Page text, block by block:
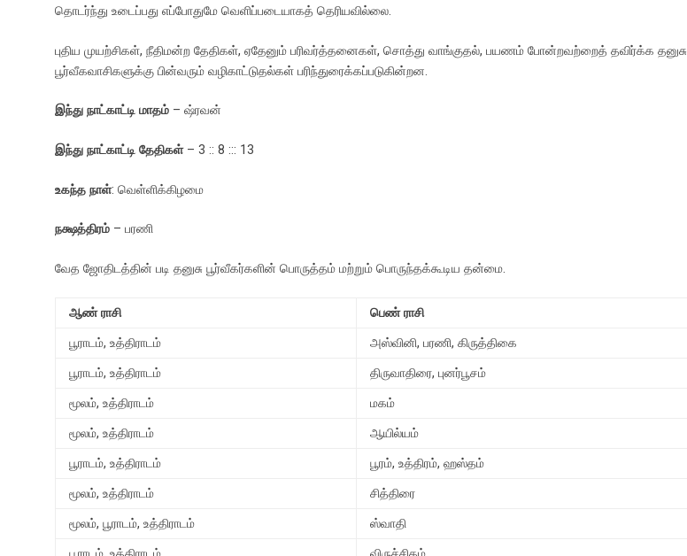
தொடர்ந்து உடைப்பது எப்போதுமே வெளிப்படையாகத் தெரியவில்லை.
புதிய முயற்சிகள், நீதிமன்ற தேதிகள், ஏதேனும் பரிவர்த்தனைகள், சொத்து வாங்குதல், பயணம் போன்றவற்றைத் தவிர்க்க தனுசு
பூர்வீகவாசிகளுக்கு பின்வரும் வழிகாட்டுதல்கள் பரிந்துரைக்கப்படுகின்றன.
இந்து நாட்காட்டி மாதம் – ஷ்ரவன்
இந்து நாட்காட்டி தேதிகள்– 3 :: 8 ::: 13
உகந்த நாள்: வெள்ளிக்கிழமை
நக்ஷத்திரம் – பரணி
வேத ஜோதிடத்தின் படி தனுசு பூர்வீகர்களின் பொருத்தம் மற்றும் பொருந்தக்கூடிய தன்மை.
ஆண் ராசி
பெண் ராசி
பூராடம், உத்திராடம்
அஸ்வினி, பரணி, கிருத்திகை
பூராடம், உத்திராடம்
திருவாதிரை, புனர்பூசம்
மூலம், உத்திராடம்
மகம்
மூலம், உத்திராடம்
ஆயில்யம்
பூராடம், உத்திராடம்
பூரம், உத்திரம், ஹஸ்தம்
மூலம், உத்திராடம்
சித்திரை
மூலம், பூராடம், உத்திராடம்
ஸ்வாதி